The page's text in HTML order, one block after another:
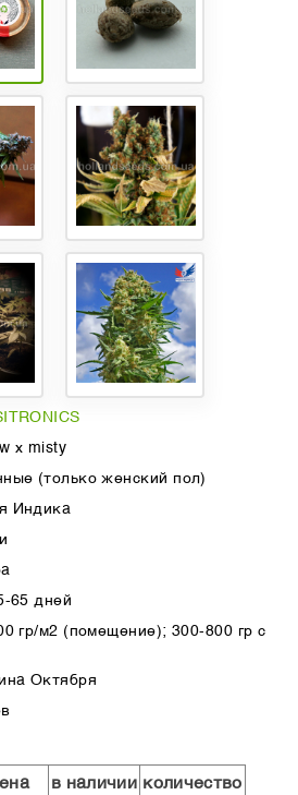
x misty
(только женский пол)
Индика
65 дней
гр/м2 (помещение); 300-800 гр с
Октября
в наличии количество